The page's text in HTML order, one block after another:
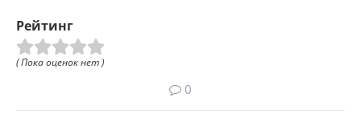
Рейтинг
( Пока оценок нет )
0